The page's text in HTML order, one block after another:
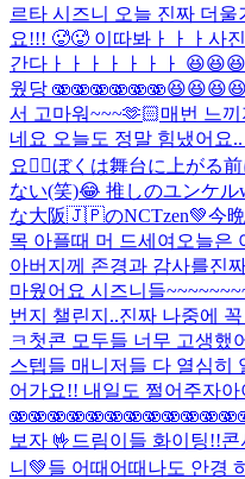
르타 시즈니 오늘 진짜 더울
요!!! 🥵🥵 이따봐ㅏㅏㅏ 사
간다ㅏㅏㅏㅏㅏㅏㅏ
웠당
서 고마워~~~🫶🏻매번 느
네요 오늘도 정말 힘냈어요
요🙂‍↕️ぼくは舞台に上がる
ない(笑)😂 推しのユンケル
な大阪🇯🇵のNCTzen💚今晩
목 아플때 머 드세여 오늘은
아버지께 존경과 감사를진
마웠어요 시즈니들
번지 챌린지..진짜 나중에
ㅋ 첫콘 모두들 너무 고생했
스텝들 매니저들 다 열심히
어가요!! 내일도 쩔어주자아
보자 🤟 드림이들 화이팅!!콘
니💚들 어때어때 나도 안경